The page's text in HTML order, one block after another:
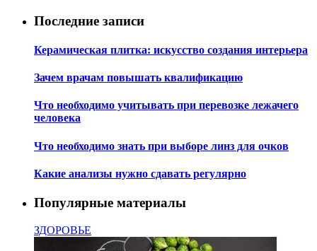
Последние записи
Керамическая плитка: искусство создания интерьера
Зачем врачам повышать квалификацию
Что необходимо учитывать при перевозке лежачего
человека
Что необходимо знать при выборе линз для очков
Какие анализы нужно сдавать регулярно
Популярные материалы
ЗДОРОВЬЕ